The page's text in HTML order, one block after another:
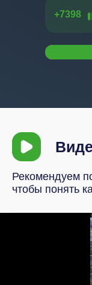
+7398
Рекомендуем
чтобы понять